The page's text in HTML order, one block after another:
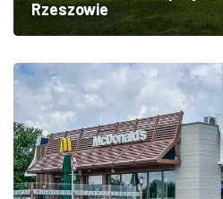
Rzeszowie